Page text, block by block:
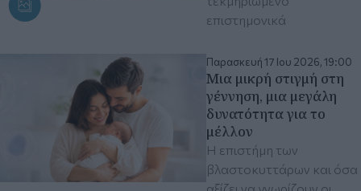
επιστημονικά
Παρασκευή 17 Ιου 2026, 19:00
Μια μικρή στιγμή στη
γέννηση, μια μεγάλη
δυνατότητα για το
μέλλον
Η επιστήμη των
βλαστοκυττάρων και όσα